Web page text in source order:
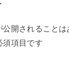
開されることは
須項目です